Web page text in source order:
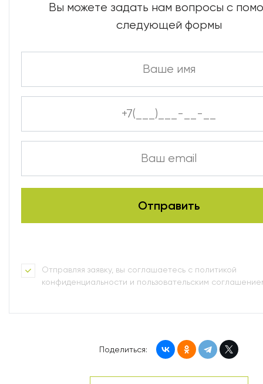
Вы можете задать нам вопросы с
следующей формы
Отправляя заявку, вы соглашаетесь с политикой
конфиденциальности и пользовательским
Поделиться: